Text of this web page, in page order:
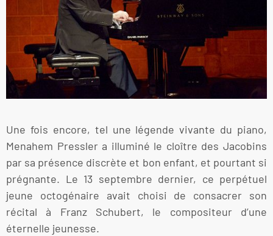
Une fois encore, tel une légende vivante du piano,
Menahem Pressler a illuminé le cloître des Jacobins
par sa présence discrète et bon enfant, et pourtant si
prégnante. Le 13 septembre dernier, ce perpétuel
jeune octogénaire avait choisi de consacrer son
récital à Franz Schubert, le compositeur d’une
éternelle jeunesse.